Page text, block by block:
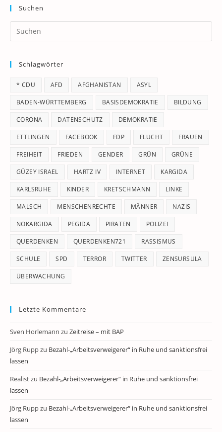
Suchen
Schlagwörter
* CDU AFD AFGHANISTAN ASYL
BADEN-WÜRTTEMBERG BASISDEMOKRATIE BILDUNG
CORONA DATENSCHUTZ DEMOKRATIE
ETTLINGEN FACEBOOK FDP FLUCHT FRAUEN
FREIHEIT FRIEDEN GENDER GRÜN GRÜNE
GÜZEY ISRAEL HARTZ IV INTERNET KARGIDA
KARLSRUHE KINDER KRETSCHMANN LINKE
MALSCH MENSCHENRECHTE MÄNNER NAZIS
NOKARGIDA PEGIDA PIRATEN POLIZEI
QUERDENKEN QUERDENKEN721 RASSISMUS
SCHULE SPD TERROR TWITTER ZENSURSULA
ÜBERWACHUNG
Letzte Kommentare
Sven Horlemann zu Zeitreise – mit BAP
Jörg Ruppzu Bezahl-„Arbeitsverweigerer“ in Ruhe und sanktionsfrei
lassen
Realistzu Bezahl-„Arbeitsverweigerer“ in Ruhe und sanktionsfrei
lassen
Jörg Ruppzu Bezahl-„Arbeitsverweigerer“ in Ruhe und sanktionsfrei
lassen